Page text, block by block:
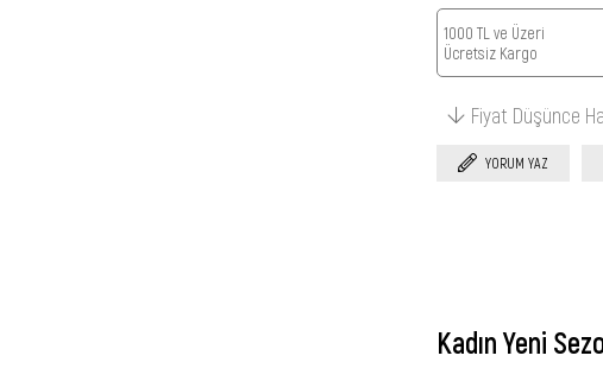
1000 TL ve Üzeri
Ücretsiz Kargo
Fiyat Düşünce
YORUM YAZ
Kadın Yeni